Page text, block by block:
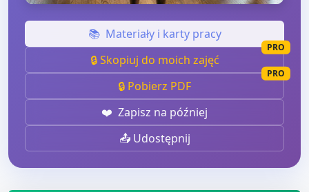
📚 Materiały i karty pracy
🔒 Skopiuj do moich zajęć
PRO
🔒 Pobierz PDF
PRO
❤️ Zapisz na później
📤 Udostępnij